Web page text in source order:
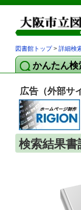
図書館トップ> 詳細検
かんたん検
広告（外部サ
検索結果書